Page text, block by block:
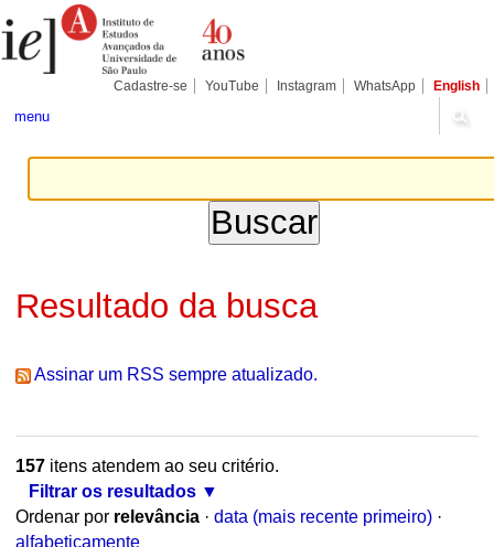
para
conteúdo.
Pessoais
Cadastre-se YouTube Instagram WhatsApp English
menu
Resultado da busca
Assinar um RSS sempre atualizado.
157itens atendem ao seu critério.
Filtrar os resultados
Ordenar por relevância · data (mais recente primeiro) ·
alfabeticamente